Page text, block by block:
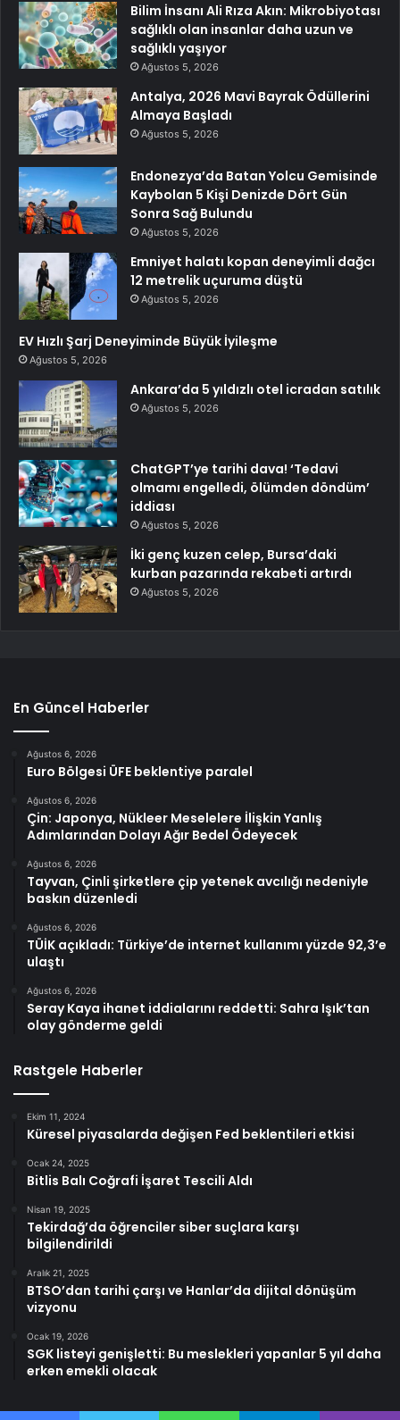
Bilim İnsanı Ali Rıza Akın: Mikrobiyotası
sağlıklı olan insanlar daha uzun ve
sağlıklı yaşıyor
Ağustos 5, 2026
Antalya, 2026 Mavi Bayrak Ödüllerini
Almaya Başladı
Ağustos 5, 2026
Endonezya’da Batan Yolcu Gemisinde
Kaybolan 5 Kişi Denizde Dört Gün
Sonra Sağ Bulundu
Ağustos 5, 2026
Emniyet halatı kopan deneyimli dağcı
12 metrelik uçuruma düştü
Ağustos 5, 2026
EV Hızlı Şarj Deneyiminde Büyük İyileşme
Ağustos 5, 2026
Ankara’da 5 yıldızlı otel icradan satılık
Ağustos 5, 2026
ChatGPT’ye tarihi dava! ‘Tedavi
olmamı engelledi, ölümden döndüm’
iddiası
Ağustos 5, 2026
İki genç kuzen celep, Bursa’daki
kurban pazarında rekabeti artırdı
Ağustos 5, 2026
En Güncel Haberler
Ağustos 6, 2026
Euro Bölgesi ÜFE beklentiye paralel
Ağustos 6, 2026
Çin: Japonya, Nükleer Meselelere İlişkin Yanlış
Adımlarından Dolayı Ağır Bedel Ödeyecek
Ağustos 6, 2026
Tayvan, Çinli şirketlere çip yetenek avcılığı nedeniyle
baskın düzenledi
Ağustos 6, 2026
TÜİK açıkladı: Türkiye’de internet kullanımı yüzde 92,3’e
ulaştı
Ağustos 6, 2026
Seray Kaya ihanet iddialarını reddetti: Sahra Işık’tan
olay gönderme geldi
Rastgele Haberler
Ekim 11, 2024
Küresel piyasalarda değişen Fed beklentileri etkisi
Ocak 24, 2025
Bitlis Balı Coğrafi İşaret Tescili Aldı
Nisan 19, 2025
Tekirdağ’da öğrenciler siber suçlara karşı
bilgilendirildi
Aralık 21, 2025
BTSO’dan tarihi çarşı ve Hanlar’da dijital dönüşüm
vizyonu
Ocak 19, 2026
SGK listeyi genişletti: Bu meslekleri yapanlar 5 yıl daha
erken emekli olacak